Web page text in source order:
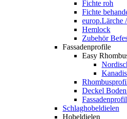
Fichte roh
Fichte
europ.Lärche
Hemlock
Zubehör
Fassadenprofile
Easy
Deckel
Schlaghobeldielen
Hobeldielen